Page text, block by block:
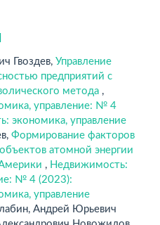
Гвоздев, Управление
предприятий с
метода ,
управление: № 4
экономика, управление
Формирование факторов
атомной энергии
, Недвижимость:
№ 4 (2023):
управление
Андрей Юрьевич